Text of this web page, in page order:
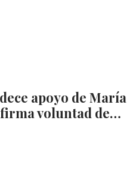
apoyo de María
voluntad de…